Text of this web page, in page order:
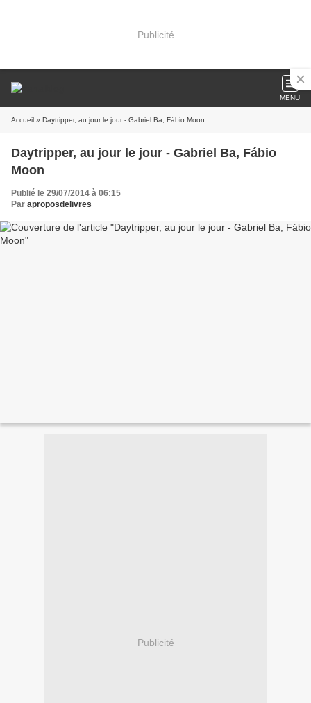
Publicité
MENU
Accueil » Daytripper, au jour le jour - Gabriel Ba, Fábio Moon
Daytripper, au jour le jour - Gabriel Ba, Fábio
Moon
Publié le 29/07/2014 à 06:15
Par aproposdelivres
Publicité